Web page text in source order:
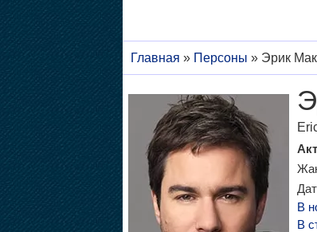
Главная » Персоны » Эрик
В
В